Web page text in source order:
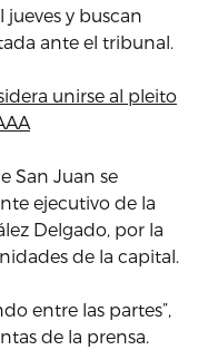
y buscan
ante el tribunal.
unirse al pleito
San Juan se
ejecutivo de la
Delgado, por la
de la capital.
entre las partes”,
de la prensa.